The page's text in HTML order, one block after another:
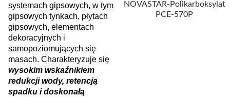
systemach gipsowych, w tym
gipsowych tynkach, płytach
gipsowych, elementach
dekoracyjnych i
samopoziomujących się
masach. Charakteryzuje się
wysokim wskaźnikiem
redukcji wody, retencją
spadku i doskonałą